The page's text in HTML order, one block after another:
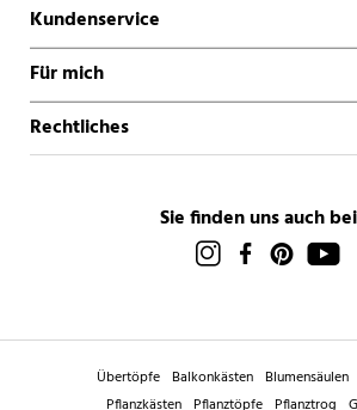
Kundenservice
Für mich
Rechtliches
Sie finden uns auch
Übertöpfe Balkonkästen Blumensäulen